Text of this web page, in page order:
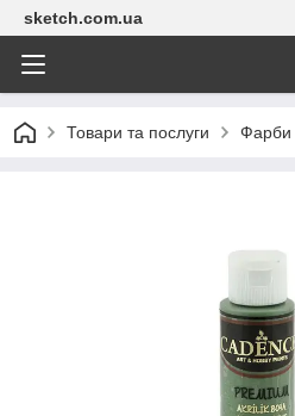
sketch.com.ua
Товари та послуги Фарби